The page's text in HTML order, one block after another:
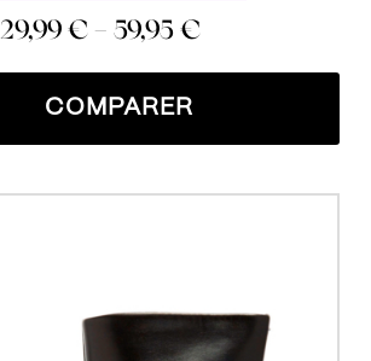
29,99 € – 59,95 €
COMPARER